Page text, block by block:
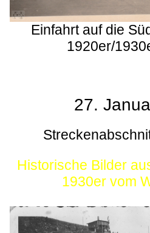
Einfahrt auf die
1920er/
27.
Historische Bilder
1930er vom